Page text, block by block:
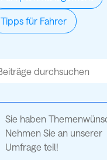
Tipps für Fahrer
ist ein Suchfeld mit
Sie haben
Nehmen Sie an unserer
Umfrage teil!